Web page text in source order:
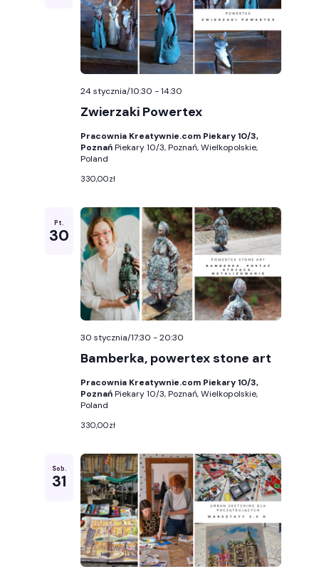
Zwierzaki Powertex
24 stycznia/10:30 -14:30
Pracownia Kreatywnie.com Piekary 10/3,
PoznańPiekary 10/3, Poznań, Wielkopolskie,
Poland
330,00zł
Pt.
30
Bamberka, powertex stone art
30 stycznia/17:30 -20:30
Pracownia Kreatywnie.com Piekary 10/3,
PoznańPiekary 10/3, Poznań, Wielkopolskie,
Poland
330,00zł
Sob.
31